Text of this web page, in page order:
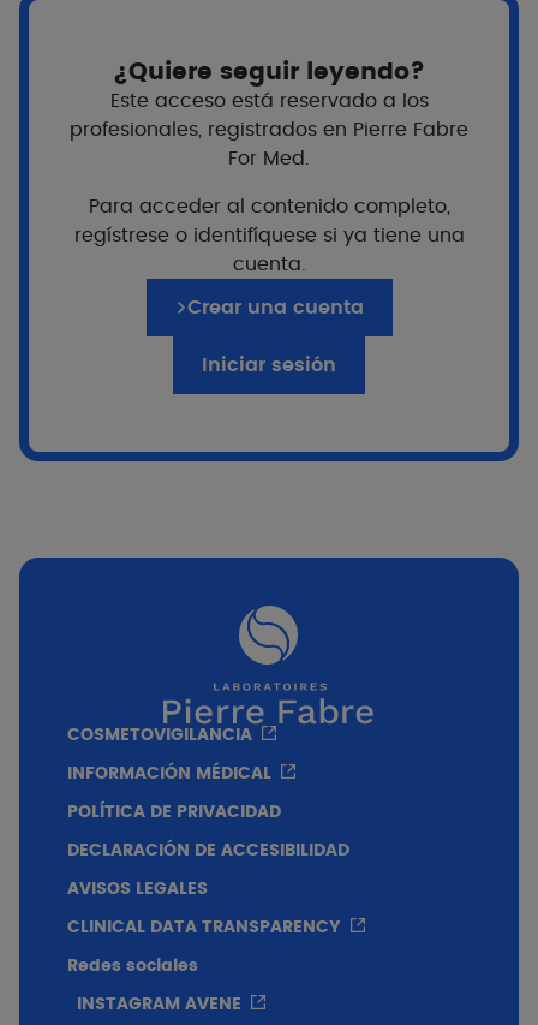
Tecnología de acción
Entrevista con la Dra. Asunción Vicente Villa
Barcelona): Análisis de la evidencia y
aplicación clínica de Xeracalm AD en la
modulación biológica de la cascada
neuroinflamatoria para el control del prurito .
¿Quiere seguir leyendo?
Este acceso está reservado a los
profesionales, registrados en Pierre Fabre
For Med.
Para acceder al contenido completo,
regístrese o identifíquese si ya tiene una
cuenta.
Crear una cuenta
Iniciar sesión
COSMETOVIGILANCIA
INFORMACIÓN MÉDICAL
POLÍTICA DE PRIVACIDAD
DECLARACIÓN DE ACCESIBILIDAD
AVISOS LEGALES
CLINICAL DATA TRANSPARENCY
Redes sociales
INSTAGRAM AVENE